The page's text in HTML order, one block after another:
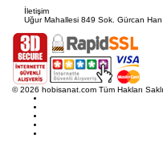
İletişim
Uğur Mahallesi 849 Sok. Gürcan
© 2026 hobisanat.com Tüm Hakları